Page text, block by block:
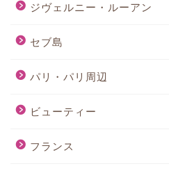
ジヴェルニー・ルーアン
セブ島
パリ・パリ周辺
ビューティー
フランス